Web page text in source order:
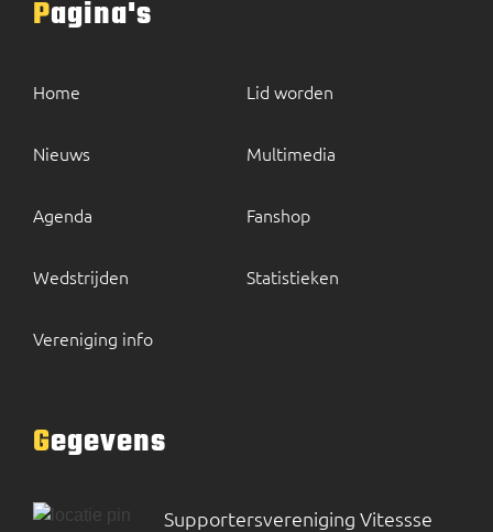
Pagina's
Home
Nieuws
Agenda
Wedstrijden
Vereniging info
Lid worden
Multimedia
Fanshop
Statistieken
Gegevens
Supportersvereniging Vitessse